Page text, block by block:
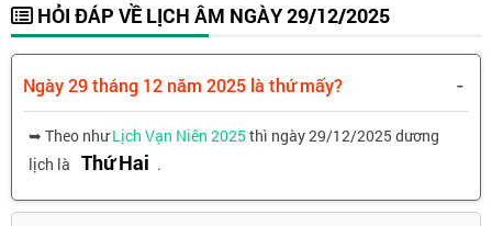
HỎI ĐÁP VỀ LỊCH ÂM NGÀY 29/12/2025
Ngày 29 tháng 12 năm 2025 là thứ mấy? -
➥ Theo nhưLịch Vạn Niên 2025 thì ngày 29/12/2025 dương
lịch là Thứ Hai .